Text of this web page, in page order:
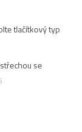
tlačítkový typ
se